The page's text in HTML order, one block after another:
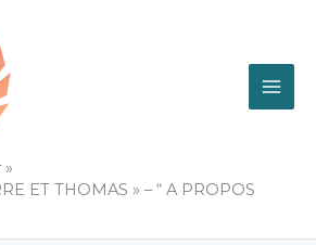
ET THOMAS » – “ A PROPOS